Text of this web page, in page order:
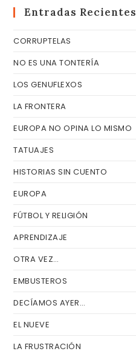
Entradas Recientes
CORRUPTELAS
NO ES UNA TONTERÍA
LOS GENUFLEXOS
LA FRONTERA
EUROPA NO OPINA LO MISMO
TATUAJES
HISTORIAS SIN CUENTO
EUROPA
FÚTBOL Y RELIGIÓN
APRENDIZAJE
OTRA VEZ…
EMBUSTEROS
DECÍAMOS AYER…
EL NUEVE
LA FRUSTRACIÓN